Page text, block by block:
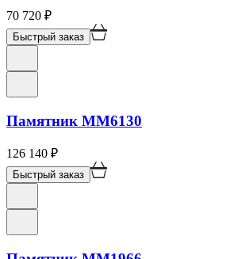
70 720 ₽
Быстрый заказ
Памятник ММ6130
126 140 ₽
Быстрый заказ